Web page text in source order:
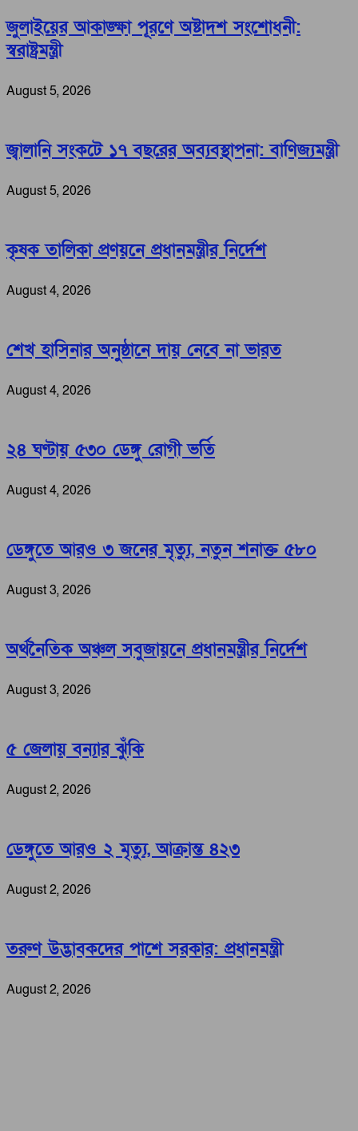
জুলাইয়ের আকাঙ্ক্ষা পূরণে অষ্টাদশ সংশোধনী:
স্বরাষ্ট্রমন্ত্রী
August 5, 2026
জ্বালানি সংকটে ১৭ বছরের অব্যবস্থাপনা: বাণিজ্যমন্ত্রী
August 5, 2026
কৃষক তালিকা প্রণয়নে প্রধানমন্ত্রীর নির্দেশ
August 4, 2026
শেখ হাসিনার অনুষ্ঠানে দায় নেবে না ভারত
August 4, 2026
২৪ ঘণ্টায় ৫৩০ ডেঙ্গু রোগী ভর্তি
August 4, 2026
ডেঙ্গুতে আরও ৩ জনের মৃত্যু, নতুন শনাক্ত ৫৮০
August 3, 2026
অর্থনৈতিক অঞ্চল সবুজায়নে প্রধানমন্ত্রীর নির্দেশ
August 3, 2026
৫ জেলায় বন্যার ঝুঁকি
August 2, 2026
ডেঙ্গুতে আরও ২ মৃত্যু, আক্রান্ত ৪২৩
August 2, 2026
তরুণ উদ্ভাবকদের পাশে সরকার: প্রধানমন্ত্রী
August 2, 2026